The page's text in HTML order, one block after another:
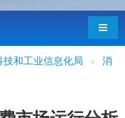
导航
技和工业信息化局 » 消